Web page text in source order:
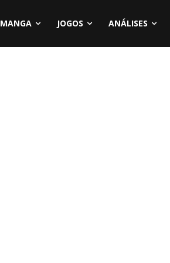
MANGA JOGOS ANÁLISES